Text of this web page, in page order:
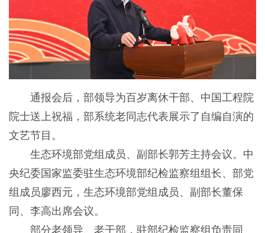
通报会后，部领导为百岁离休干部、中国工程院
院士送上祝福，部系统老同志代表展示了自编自演的
文艺节目。
生态环境部党组成员、副部长郭芳主持会议。中
央纪委国家监委驻生态环境部纪检监察组组长、部党
组成员廖西元，生态环境部党组成员、副部长董保
同、李高出席会议。
部分老领导、老干部，驻部纪检监察组负责同